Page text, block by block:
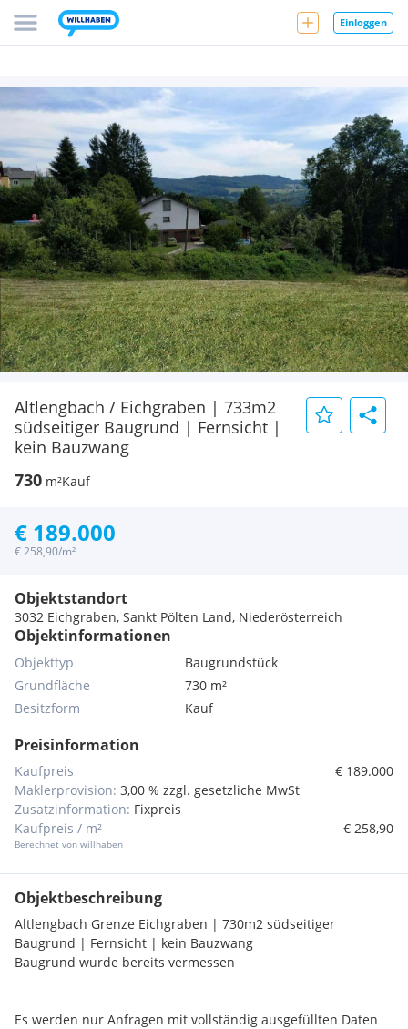
Einloggen
Altlengbach / Eichgraben | 733m2
südseitiger Baugrund | Fernsicht |
kein Bauzwang
730 m²Kauf
€ 189.000
€ 258,90/m²
Objektstandort
3032 Eichgraben, Sankt Pölten Land, Niederösterreich
Objektinformationen
Objekttyp
Baugrundstück
Grundfläche
730 m²
Besitzform
Kauf
Preisinformation
Kaufpreis
€ 189.000
Maklerprovision: 3,00 % zzgl. gesetzliche MwSt
Zusatzinformation: Fixpreis
Kaufpreis / m²
Berechnet von willhaben
€ 258,90
Objektbeschreibung
Altlengbach Grenze Eichgraben | 730m2 südseitiger
Baugrund | Fernsicht | kein Bauzwang
Baugrund wurde bereits vermessen
Es werden nur Anfragen mit vollständig ausgefüllten Daten